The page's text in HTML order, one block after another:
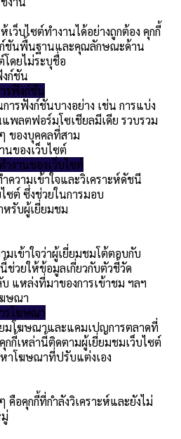
เว็บไซต์ทำงานได้อย่างถูกต้อง คุกกี้
ก์ชันพื้นฐานและคุณลักษณะด้าน
ดยไม่ระบุชื่อ
ก์ชัน
รฟังก์ชัน
ารฟังก์ชันบางอย่าง เช่น การแบ่ง
พลตฟอร์มโซเชียลมีเดีย รวบรวม
ของบุคคลที่สาม
นของเว็บไซต์
งานของเว็บไซต์
วามเข้าใจและวิเคราะห์ดัชนี
ซต์ ซึ่งช่วยในการมอบ
รับผู้เยี่ยมชม
มเข้าใจว่าผู้เยี่ยมชมโต้ตอบกับ
ช่วยให้ข้อมูลเกี่ยวกับตัวชี้วัด
แหล่งที่มาของการเข้าชม ฯลฯ
ฆษณา
รโฆษณา
มโฆษณาและแคมเปญการตลาดที่
กกี้เหล่านี้ติดตามผู้เยี่ยมชมเว็บไซต์
าโฆษณาที่ปรับแต่งเอง
คือคุกกี้ที่กำลังวิเคราะห์และยังไม่